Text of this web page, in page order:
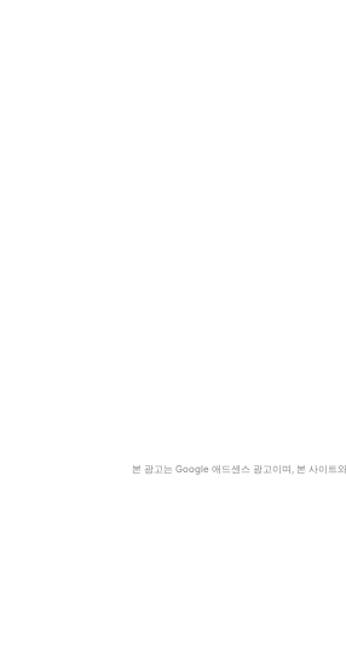
본 광고는 Google 애드센스 광고이며, 본 사이트